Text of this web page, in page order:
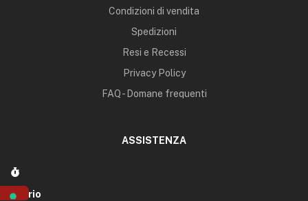
Condizioni di vendita
Spedizioni
Resi e Recessi
Privacy Policy
FAQ - Domane frequenti
ASSISTENZA
Orario